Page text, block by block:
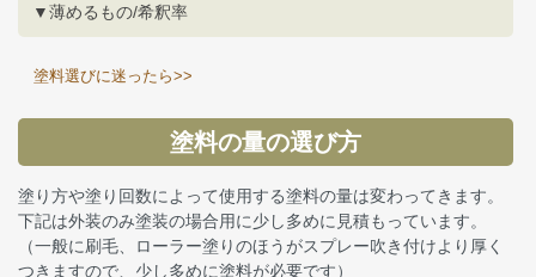
▼薄めるもの/希釈率
塗料選びに迷ったら>>
塗料の量の選び方
塗り方や塗り回数によって使用する塗料の量は変わってきます。
下記は外装のみ塗装の場合用に少し多めに見積もっています。
（一般に刷毛、ローラー塗りのほうがスプレー吹き付けより厚く
つきますので、少し多めに塗料が必要です）